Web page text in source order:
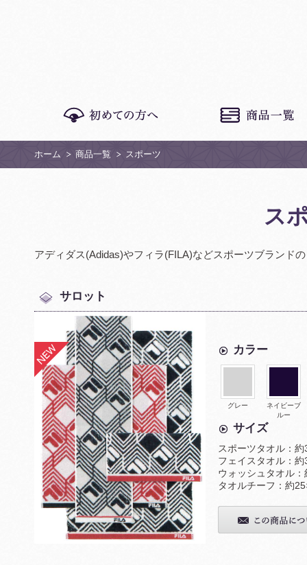
ホーム 商品一覧 スポーツ
ス
アディダス(Adidas)やフィラ(FILA)などスポーツブランド
サロット
カラー
グレー
ネイビーブ
ルー
サイズ
スポーツタオル：
フェイスタオル：
ウォッシュタオル
タオルチーフ：約